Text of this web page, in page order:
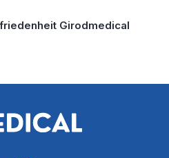
Girodmedical